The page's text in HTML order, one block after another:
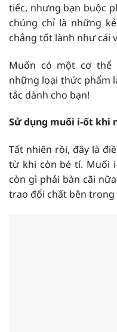
tiếc, nhưng bạn buộc
chúng chỉ là những
chẳng tốt lành như cái
Muốn có một cơ thể
những loại thức phẩm
tắc dành cho bạn!
Sử dụng muối i-ốt khi
Tất nhiên rồi, đây là
từ khi còn bé tí. Muối
còn gì phải bàn cãi
trao đổi chất bên